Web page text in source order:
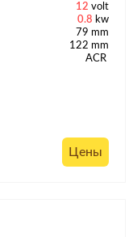
12 volt
0.8 kw
79 mm
122 mm
ACR
Цены